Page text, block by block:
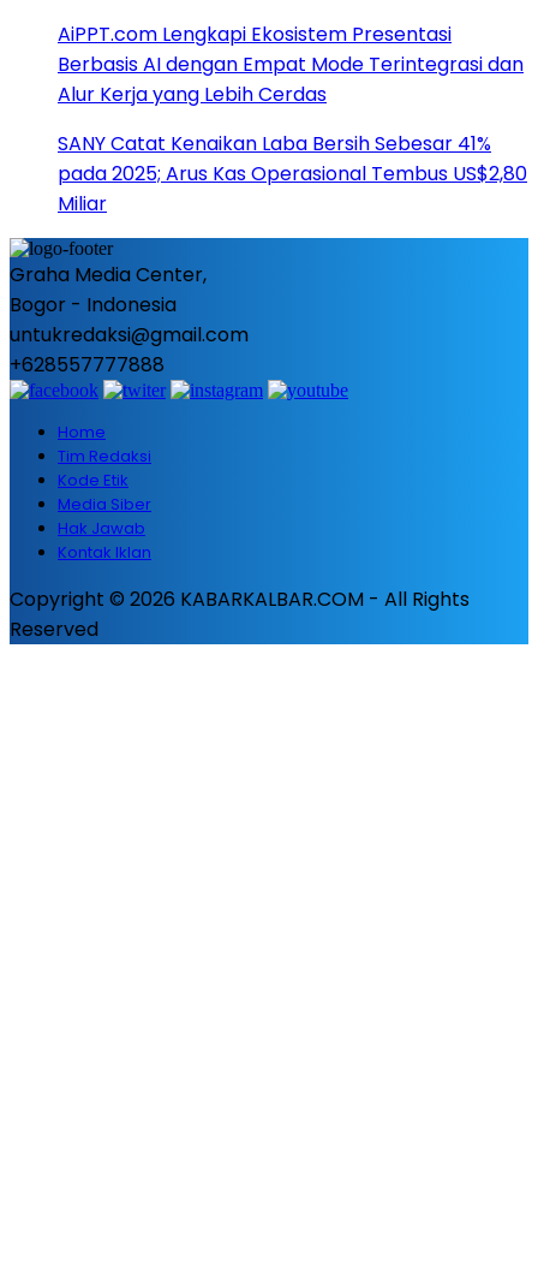
AiPPT.com Lengkapi Ekosistem Presentasi
Berbasis AI dengan Empat Mode Terintegrasi dan
Alur Kerja yang Lebih Cerdas
SANY Catat Kenaikan Laba Bersih Sebesar 41%
pada 2025; Arus Kas Operasional Tembus US$2,80
Miliar
Graha Media Center,
Bogor - Indonesia
untukredaksi@gmail.com
+628557777888
Home
Tim Redaksi
Kode Etik
Media Siber
Hak Jawab
Kontak Iklan
Copyright © 2026 KABARKALBAR.COM - All Rights
Reserved